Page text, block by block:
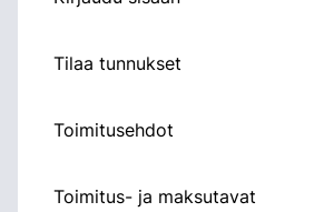
Tilaa tunnukset
Toimitusehdot
Toimitus- ja maksutavat